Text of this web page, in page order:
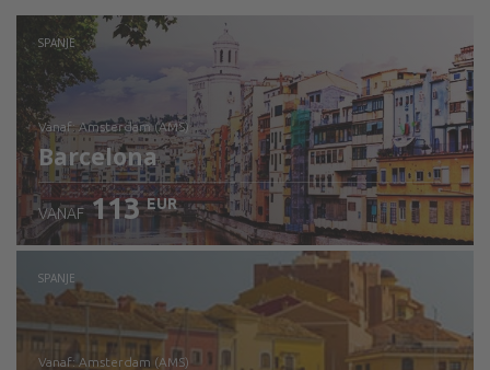
SPANJE
vanaf: Amsterdam (AMS)
Barcelona
Bekijk de details
VANAF 113 EUR
SPANJE
vanaf: Amsterdam (AMS)